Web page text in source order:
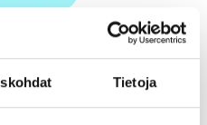
Tietoja
yhteensä: